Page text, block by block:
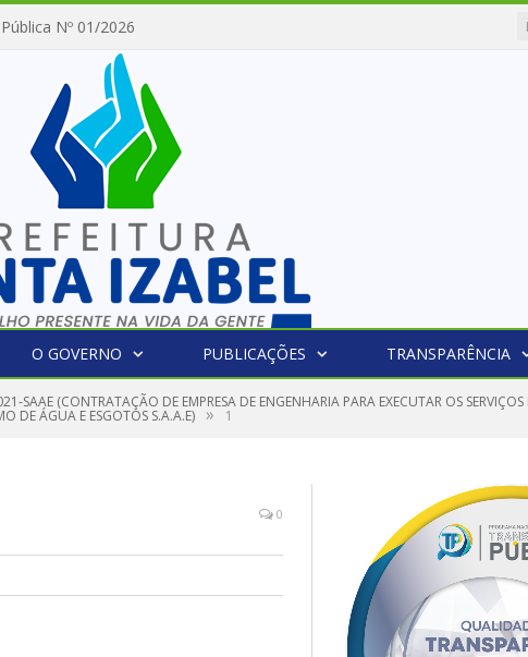
Nº 01/2026
O GOVERNO PUBLICAÇÕES TRANSPARÊNCIA
SAAE (CONTRATAÇÃO DE EMPRESA DE ENGENHARIA PARA EXECUTAR OS
DE ÁGUA E ESGOTOS S.A.A.E) » 1
0